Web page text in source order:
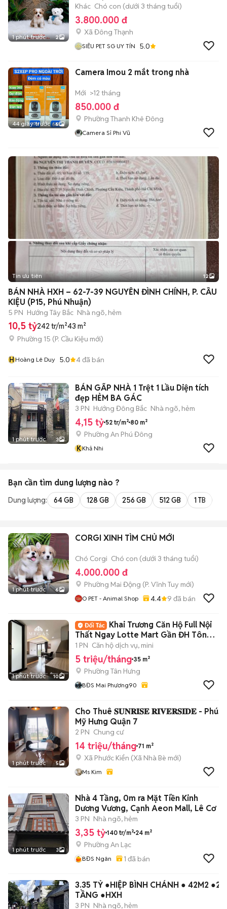
1 phút trước 2
Khác Chó con (dưới 3 tháng tuổi)
3.800.000 đ
Xã Đông Thạnh
SIÊU PET SG UY TÍN 5.0
44 giây trước 6
Camera Imou 2 mắt trong nhà
Mới >12 tháng
850.000 đ
Phường Thanh Khê Đông
Camera Sỉ Phi Vũ
+2
Tin ưu tiên 12
BÁN NHÀ HXH – 62-7-39 NGUYỄN ĐÌNH CHÍNH, P. CẦU
KIỆU (P15, Phú Nhuận)
5 PN Hướng Tây Bắc Nhà ngõ, hẻm
10,5 tỷ242 tr/m²43 m²
Phường 15 (P. Cầu Kiệu mới)
HHoàng Lê Duy 5.0 4đã bán
1 phút trước 3
BÁN GẤP NHÀ 1 Trệt 1 Lầu Diện tích
đẹp HẺM BA GÁC
3 PN Hướng Đông Bắc Nhà ngõ, hẻm
4,15 tỷ 52 tr/m² 80 m²
Phường An Phú Đông
KKhả Nhi
Bạn cần tìm dung lượng nào ?
Dung lượng: 64 GB 128 GB 256 GB 512 GB 1 TB
1 phút trước 6
CORGI XINH TÌM CHỦ MỚI
Chó Corgi Chó con (dưới 3 tháng tuổi)
4.000.000 đ
Phường Mai Động (P. Vĩnh Tuy mới)
O PET - Animal Shop 4.4 9 đã bán
1 phút trước 10
Khai Trương Căn Hộ Full Nội
Thất Ngay Lotte Mart Gần ĐH Tôn
Đức Thắng
1 PN Căn hộ dịch vụ, mini
5 triệu/tháng 35 m²
Phường Tân Hưng
BĐS Mai Phương90
1 phút trước 5
Cho Thuê 𝐒𝐔𝐍𝐑𝐈𝐒𝐄 𝐑𝐈𝐕𝐄𝐑𝐒𝐈𝐃𝐄 - Phú
Mỹ Hưng Quận 7
2 PN Chung cư
14 triệu/tháng 71 m²
Xã Phước Kiển (Xã Nhà Bè mới)
Ms Kim
1 phút trước 3
Nhà 4 Tầng, 0m ra Mặt Tiền Kinh
Dương Vương, Cạnh Aeon Mall, Lê Cơ
3 PN Nhà ngõ, hẻm
3,35 tỷ 140 tr/m² 24 m²
Phường An Lạc
BĐS Ngân 1 đã bán
3.35 TỶ ●HIỆP BÌNH CHÁNH ● 42M2 ●2
TẦNG ●HXH
3 PN Nhà ngõ, hẻm